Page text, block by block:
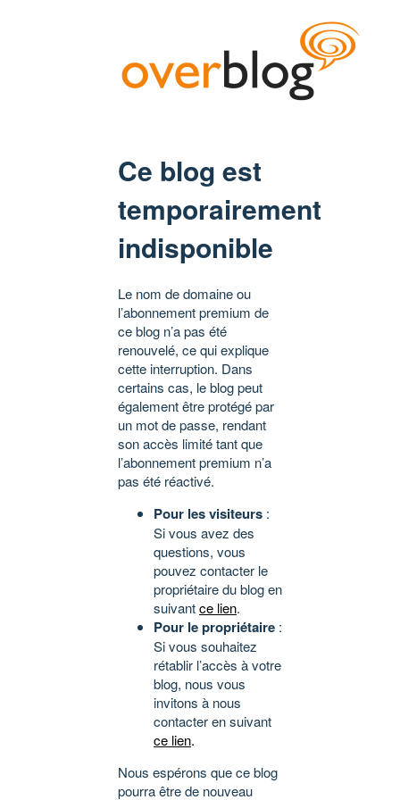
Ce blog est
temporairement
indisponible
Le nom de domaine ou
l’abonnement premium de
ce blog n’a pas été
renouvelé, ce qui explique
cette interruption. Dans
certains cas, le blog peut
également être protégé par
un mot de passe, rendant
son accès limité tant que
l’abonnement premium n’a
pas été réactivé.
Pour les visiteurs :
Si vous avez des
questions, vous
pouvez contacter le
propriétaire du blog en
suivantce lien.
Pour le propriétaire :
Si vous souhaitez
rétablir l’accès à votre
blog, nous vous
invitons à nous
contacter en suivant
ce lien.
Nous espérons que ce blog
pourra être de nouveau